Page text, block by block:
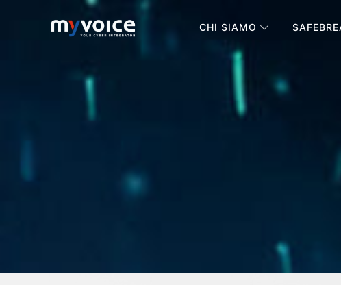
your cyber integrator
CHI SIAMO